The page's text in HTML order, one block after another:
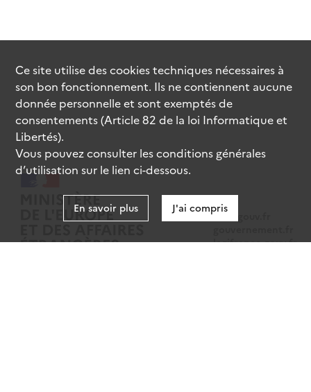
data.gouv.fr
legifrance.gouv.fr
Ce site utilise descookiestechniques nécessaires à
son bon fonctionnement. Ils ne contiennent aucune
donnée personnelle et sont exemptés de
consentements (Article 82 de la loi Informatique et
Libertés).
Vous pouvez consulter les conditions générales
d’utilisation sur le lien ci-dessous.
En savoir plus J'ai compris